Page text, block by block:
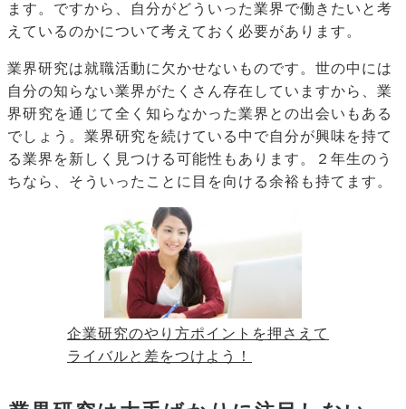
ます。ですから、自分がどういった業界で働きたいと考
えているのかについて考えておく必要があります。
業界研究は就職活動に欠かせないものです。世の中には
自分の知らない業界がたくさん存在していますから、業
界研究を通じて全く知らなかった業界との出会いもある
でしょう。業界研究を続けている中で自分が興味を持て
る業界を新しく見つける可能性もあります。２年生のう
ちなら、そういったことに目を向ける余裕も持てます。
企業研究のやり方ポイントを押さえて
ライバルと差をつけよう！